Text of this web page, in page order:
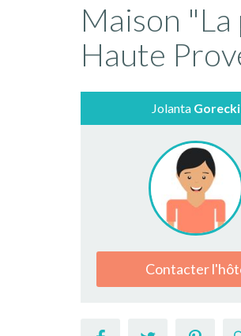
Maison "La
Haute
Jolanta Gorecki
Contacter